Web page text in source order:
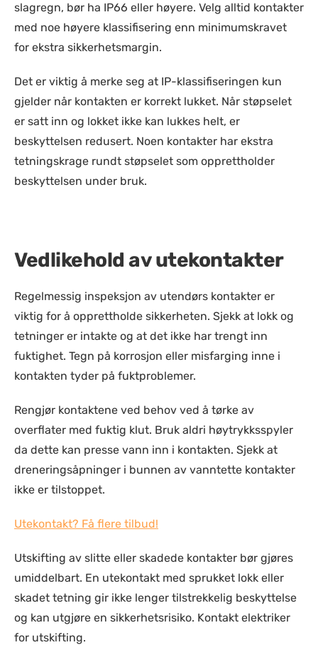
slagregn, bør ha IP66 eller høyere. Velg alltid kontakter
med noe høyere klassifisering enn minimumskravet
for ekstra sikkerhetsmargin.
Det er viktig å merke seg at IP-klassifiseringen kun
gjelder når kontakten er korrekt lukket. Når støpselet
er satt inn og lokket ikke kan lukkes helt, er
beskyttelsen redusert. Noen kontakter har ekstra
tetningskrage rundt støpselet som opprettholder
beskyttelsen under bruk.
Vedlikehold av utekontakter
Regelmessig inspeksjon av utendørs kontakter er
viktig for å opprettholde sikkerheten. Sjekk at lokk og
tetninger er intakte og at det ikke har trengt inn
fuktighet. Tegn på korrosjon eller misfarging inne i
kontakten tyder på fuktproblemer.
Rengjør kontaktene ved behov ved å tørke av
overflater med fuktig klut. Bruk aldri høytrykksspyler
da dette kan presse vann inn i kontakten. Sjekk at
dreneringsåpninger i bunnen av vanntette kontakter
ikke er tilstoppet.
Utekontakt? Få flere tilbud!
Utskifting av slitte eller skadede kontakter bør gjøres
umiddelbart. En utekontakt med sprukket lokk eller
skadet tetning gir ikke lenger tilstrekkelig beskyttelse
og kan utgjøre en sikkerhetsrisiko. Kontakt elektriker
for utskifting.